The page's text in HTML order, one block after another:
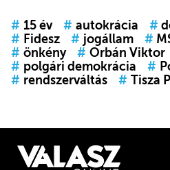
# 15 év # autokrácia #
# Fidesz # jogállam #
# önkény # Orbán Viktor
# polgári demokrácia #
# rendszerváltás # Tisza